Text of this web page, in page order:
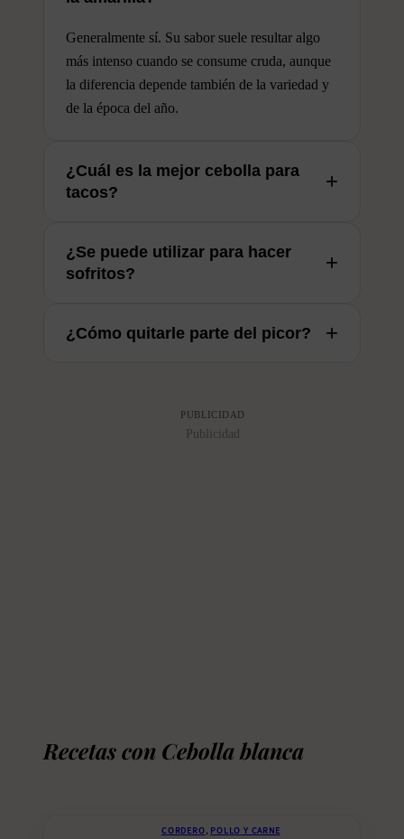
Generalmente sí. Su sabor suele resultar algo
más intenso cuando se consume cruda, aunque
la diferencia depende también de la variedad y
de la época del año.
¿Cuál es la mejor cebolla para
tacos?
+
en la cocina mexicana gracias a su textura
crujiente y a su sabor fresco e intenso.
¿Se puede utilizar para hacer
sofritos?
+
cocineros prefieren la cebolla amarilla, ya que
¿Cómo quitarle parte del picor? +
ligeramente su sabor sin perder su textura
PUBLICIDAD
Publicidad
Recetas con Cebolla blanca
CORDERO, POLLO Y CARNE